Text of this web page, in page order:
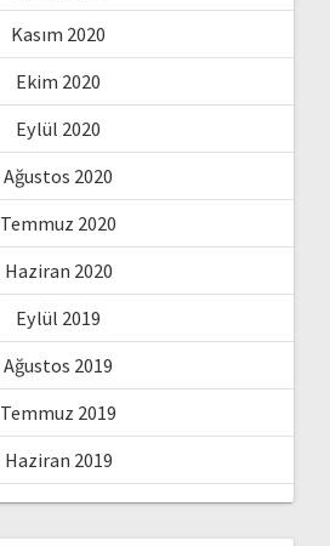
Kasım 2020
Ekim 2020
Eylül 2020
Ağustos 2020
Temmuz 2020
Haziran 2020
Eylül 2019
Ağustos 2019
Temmuz 2019
Haziran 2019